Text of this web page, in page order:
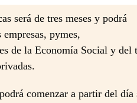
será de tres meses y podrá
pymes,
de la Economía Social y
comenzar a partir del